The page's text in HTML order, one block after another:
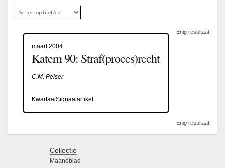
Enig resultaat
maart 2004
Katern 90: Straf(proces)recht
C.M. Pelser
KwartaalSignaalartikel
Enig resultaat
Collectie
Maandblad